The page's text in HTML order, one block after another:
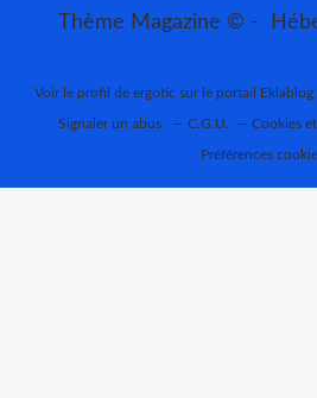
Thème Magazine © -
Voir le profil de ergotic sur le portail Eklablog
Signaler un abus C.G.U. Cookies
Préférences